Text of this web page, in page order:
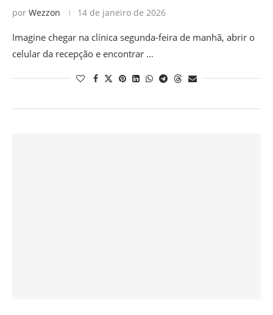
por Wezzon 14 de janeiro de 2026
Imagine chegar na clínica segunda-feira de manhã, abrir o
celular da recepção e encontrar …